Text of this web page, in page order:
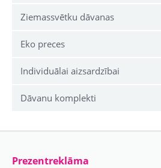
Ziemassvētku dāvanas
Eko preces
Individuālai aizsardzībai
Dāvanu komplekti
Prezentreklāma